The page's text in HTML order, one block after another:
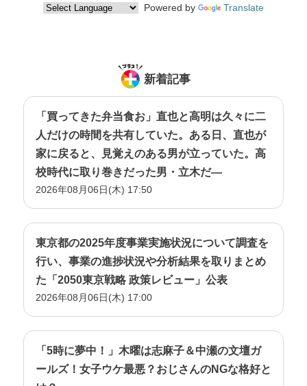
Powered by Translate
新着記事
「買ってきた弁当食お」直也と高明は久々に二
人だけの時間を共有していた。ある日、直也が
家に戻ると、見覚えのある男が立っていた。高
校時代に取り巻きだった男・立木だ―
2026年08月06日(木) 17:50
東京都の2025年度事業実施状況について調査を
行い、事業の進捗状況や分析結果を取りまとめ
た「2050東京戦略 政策レビュー」公表
2026年08月06日(木) 17:00
「5時に夢中！」木曜は志麻子＆中瀬の文壇ガ
ールズ！女子ウケ最悪？おじさんのNGな格好と